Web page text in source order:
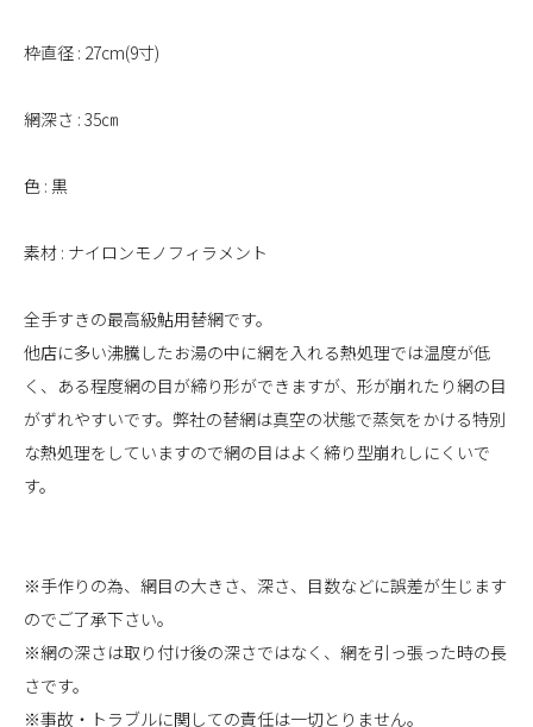
枠直径 : 27cm(9寸)
網深さ : 35㎝
色 : 黒
素材 : ナイロンモノフィラメント
全手すきの最高級鮎用替網です。
他店に多い沸騰したお湯の中に網を入れる熱処理では温度が低
く、ある程度網の目が締り形ができますが、形が崩れたり網の目
がずれやすいです。弊社の替網は真空の状態で蒸気をかける特別
な熱処理をしていますので網の目はよく締り型崩れしにくいで
す。
※手作りの為、網目の大きさ、深さ、目数などに誤差が生じます
のでご了承下さい。
※網の深さは取り付け後の深さではなく、網を引っ張った時の長
さです。
※事故・トラブルに関しての責任は一切とりません。